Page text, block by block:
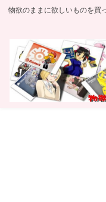
物欲のままに欲しいものを買